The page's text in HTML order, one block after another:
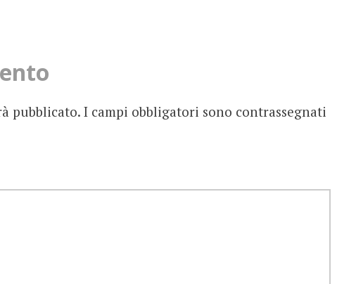
pubblicato. I campi obbligatori sono contrassegnati